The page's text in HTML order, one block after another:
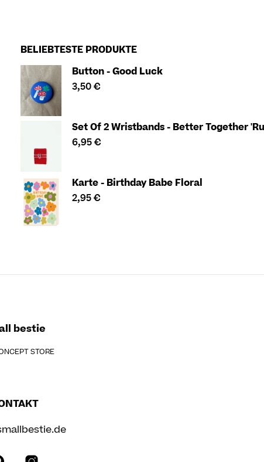
BELIEBTESTE PRODUKTE
Button - Good Luck
3,50€
Set Of 2 Wristbands - Better Together
6,95€
Karte - Birthday Babe Floral
2,95€
bestie
STORE